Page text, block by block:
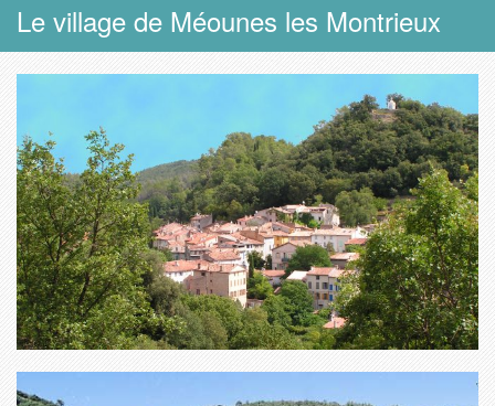
Le village de Méounes les Montrieux